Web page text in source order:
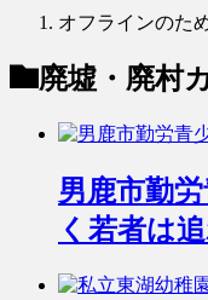
オフラインのた
廃墟・廃村
男鹿市勤
く若者は